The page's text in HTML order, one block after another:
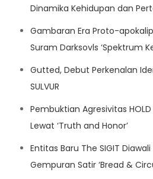
Dinamika Kehidupan dan
Gambaran Era Proto-
Suram Darksovls ‘Spektrum
Gutted, Debut Perkenalan
SULVUR
Pembuktian Agresivitas
Lewat ‘Truth and Honor’
Entitas Baru The SIGIT
Gempuran Satir ‘Bread &